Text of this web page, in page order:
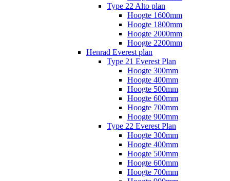
Type 22 Alto plan
Hoogte 1600mm
Hoogte 1800mm
Hoogte 2000mm
Hoogte 2200mm
Henrad Everest plan
Type 21 Everest Plan
Hoogte 300mm
Hoogte 400mm
Hoogte 500mm
Hoogte 600mm
Hoogte 700mm
Hoogte 900mm
Type 22 Everest Plan
Hoogte 300mm
Hoogte 400mm
Hoogte 500mm
Hoogte 600mm
Hoogte 700mm